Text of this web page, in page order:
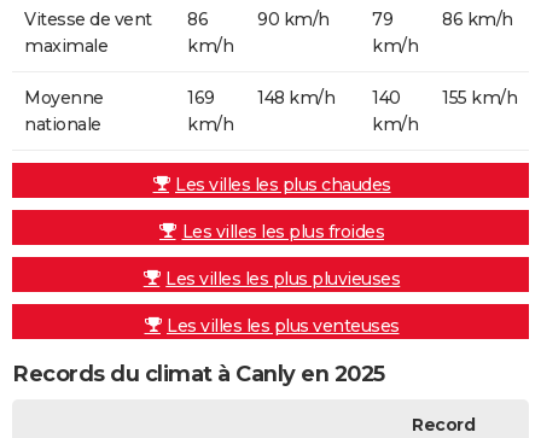
Vitesse de vent
maximale
86
km/h
90 km/h
79
km/h
86 km/h
Moyenne
nationale
169
km/h
148 km/h
140
km/h
155 km/h
Les villes les plus chaudes
Les villes les plus froides
Les villes les plus pluvieuses
Les villes les plus venteuses
Records du climat à Canly en 2025
Record